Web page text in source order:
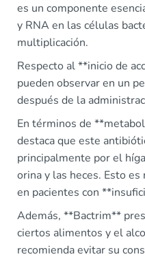
es un componente
y RNA en las células
multiplicación.
Respecto al **inicio de
pueden observar en un
después de la
En términos de
destaca que este
principalmente por el
orina y las heces. Esto
en pacientes con
Además, **Bactrim**
ciertos alimentos y el
recomienda evitar su